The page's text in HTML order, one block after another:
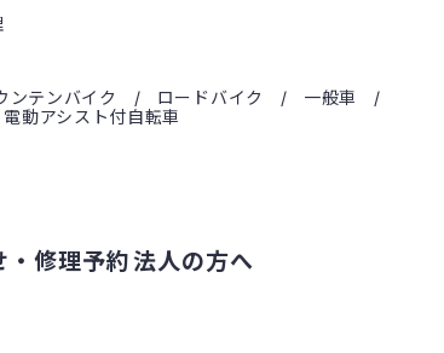
ンテンバイク ロードバイク
一般車
電動アシスト付自転車
・修理予約法人の方へ